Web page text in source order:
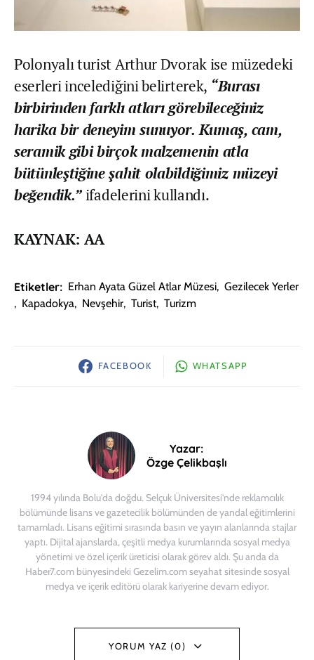
Polonyalı turist Arthur Dvorak ise müzedeki
eserleri incelediğini belirterek, “Burası
birbirinden farklı atları görebileceğiniz
harika bir deneyim sunuyor. Kumaş, cam,
seramik gibi birçok malzemenin atla
bütünleştiğine şahit olabildiğimiz müzeyi
beğendik.” ifadelerini kullandı.
KAYNAK: AA
Etiketler: Erhan Ayata Güzel Atlar Müzesi, Gezilecek Yerler
, Kapadokya, Nevşehir, Turist, Turizm
FACEBOOK WHATSAPP
Yazar:
Özge Çelikbaşlı
1994 yılında Bolu'da doğdu. Selçuk Üniversitesi'nde reklamcılık
bölümünde lisans ve gazetecilik bölümünden de yandal eğitimlerini
tamamladı. Lisans eğitimi sırasında basın ve yayın alanlarında stajlar
yaptı. Dijital ajanslarda, çeşitli medya kurumlarında sosyal medya
yönetimi ve özel içerik üreticisi olarak görev aldı. Şu anda da
Haber7.com bünyesindeki Gezelim.com seyahat sitesinde sosyal
medya ve içerik editörü olarak kariyerine devam ediyor.
YORUM YAZ (0)